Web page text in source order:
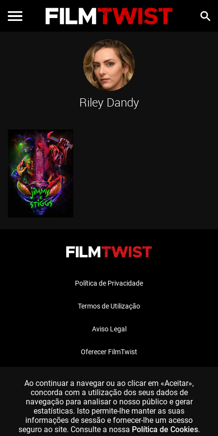
Riley Dandy
Política de Privacidade
Termos de Utilização
Aviso Legal
Oferecer FilmTwist
Ao continuar a navegar ou ao clicar em «Aceitar»,
concorda com a utilização dos seus dados de
navegação para analisar o nosso público e gerar
estatísticas. Isto permite-lhe manter as suas
informações de sessão e fornecer-lhe um acesso
seguro ao site. Consulte a nossa Política de Cookies.